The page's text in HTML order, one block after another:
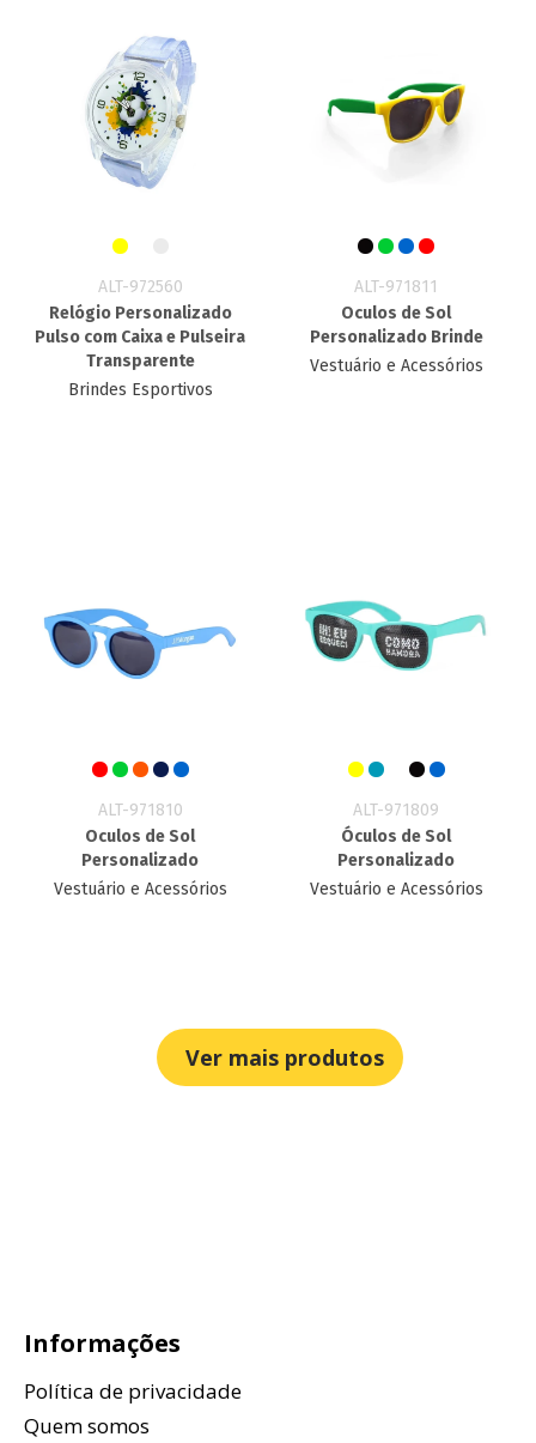
ALT-972560
Relógio Personalizado
Pulso com Caixa e Pulseira
Transparente
Brindes Esportivos
ALT-971811
Oculos de Sol
Personalizado Brinde
Vestuário e Acessórios
ALT-971810
Oculos de Sol
Personalizado
Vestuário e Acessórios
ALT-971809
Óculos de Sol
Personalizado
Vestuário e Acessórios
Ver mais produtos
Informações
Política de privacidade
Quem somos